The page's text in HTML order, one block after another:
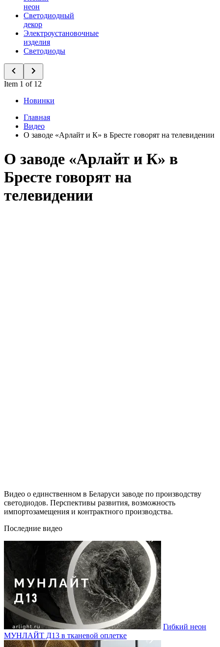
неон
Светодиодный
декор
Электроустановочные
изделия
Светодиоды
Item 1 of 12
Новинки
Главная
Видео
О заводе «Арлайт и К» в Бресте говорят на телевидении
О заводе «Арлайт и К» в
Бресте говорят на
телевидении
Видео о единственном в Беларуси заводе по производству
светодиодов. Перспективы развития, возможность
импортозамещения и контрактного производства.
Последние видео
Гибкий неон
МУНЛАЙТ Д13 в тканевой оплетке